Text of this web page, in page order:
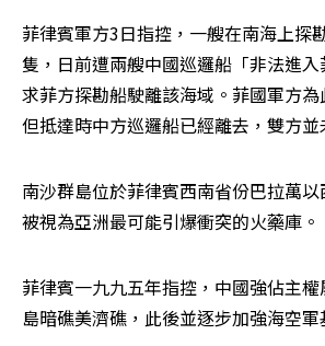
菲律賓軍方3日指控，一艘在南海上探
隻，日前遭兩艘中國巡邏船「非法進
求菲方探勘船駛離該海域。菲國軍方為
但抵達時中方巡邏船已經離去，雙方並
南沙群島位於菲律賓西南省份巴拉萬以
被視為亞洲最可能引爆衝突的火藥庫。
菲律賓一九九五年指控，中國強佔主
島暗礁美濟礁，此後並逐步加強海空軍